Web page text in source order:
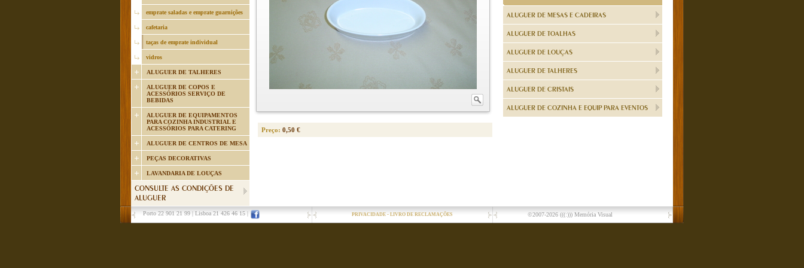
emprate saladas e emprate guarnições
cafetaria
taças de emprate individual
vidros
ALUGUER DE TALHERES
ALUGUER DE COPOS E
ACESSÓRIOS SERVIÇO DE
BEBIDAS
ALUGUER DE EQUIPAMENTOS
PARA COZINHA INDUSTRIAL E
ACESSÓRIOS PARA CATERING
ALUGUER DE CENTROS DE MESA
PEÇAS DECORATIVAS
LAVANDARIA DE LOUÇAS
CONSULTE AS CONDIÇÕES DE
ALUGUER
Preço: 0,50 €
ALUGUER DE MESAS E CADEIRAS
ALUGUER DE TOALHAS
ALUGUER DE LOUÇAS
ALUGUER DE TALHERES
ALUGUER DE CRISTAIS
ALUGUER DE COZINHA E EQUIP PARA EVENTOS
Porto 22 901 21 99 Lisboa 21 426 46 15 PRIVACIDADE - LIVRO DE RECLAMAÇÕES ©2007-2026 (((:))) Memória Visual